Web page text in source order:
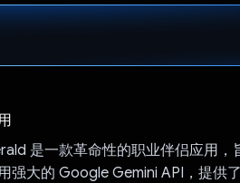
是一款革命性的职业伴侣应用
强大的 Google Gemini API，提供